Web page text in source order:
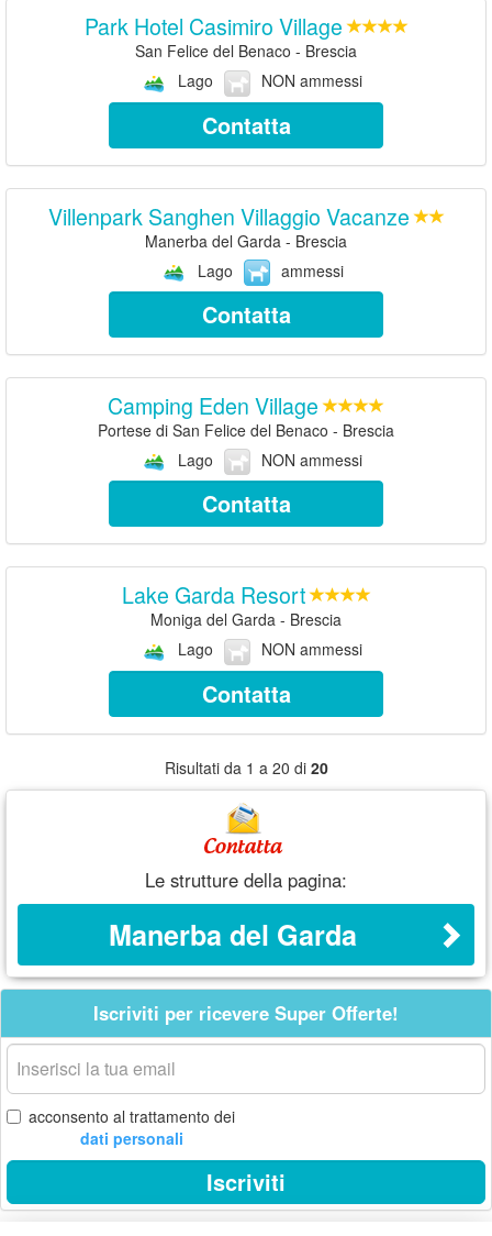
Park Hotel Casimiro Village
San Felice del Benaco - Brescia
Lago
NON ammessi
Contatta
Villenpark Sanghen Villaggio Vacanze
Manerba del Garda - Brescia
Lago
ammessi
Contatta
Camping Eden Village
Portese di San Felice del Benaco - Brescia
Lago
NON ammessi
Contatta
Lake Garda Resort
Moniga del Garda - Brescia
Lago
NON ammessi
Contatta
Risultati da 1 a 20 di 20
Le strutture della pagina:
Manerba del Garda
Iscriviti per ricevere Super Offerte!
La
tua
email
acconsento al trattamento dei
dati personali
Iscriviti